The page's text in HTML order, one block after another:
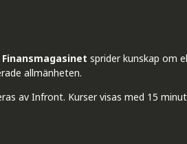
Finansmagasinet sprider kunskap om
allmänheten.
av Infront. Kurser visas med 15